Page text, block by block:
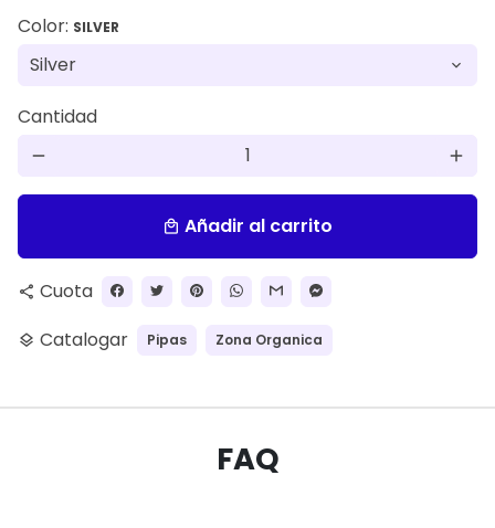
Color: SILVER
Cantidad
remove add
local_mall Añadir al carrito
share Cuota
layers Catalogar Pipas Zona Organica
FAQ